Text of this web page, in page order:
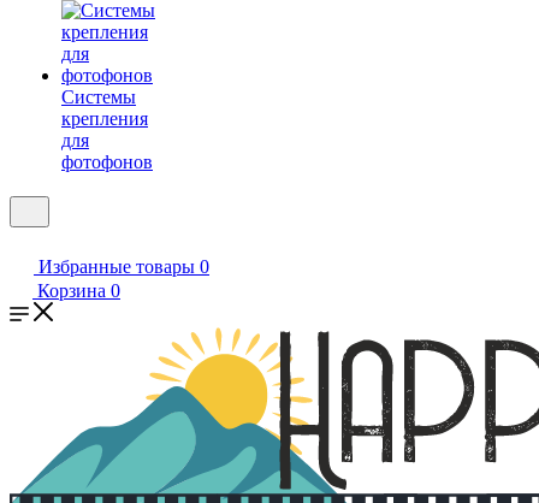
Системы
крепления
для
фотофонов
Избранные товары 0
Корзина 0